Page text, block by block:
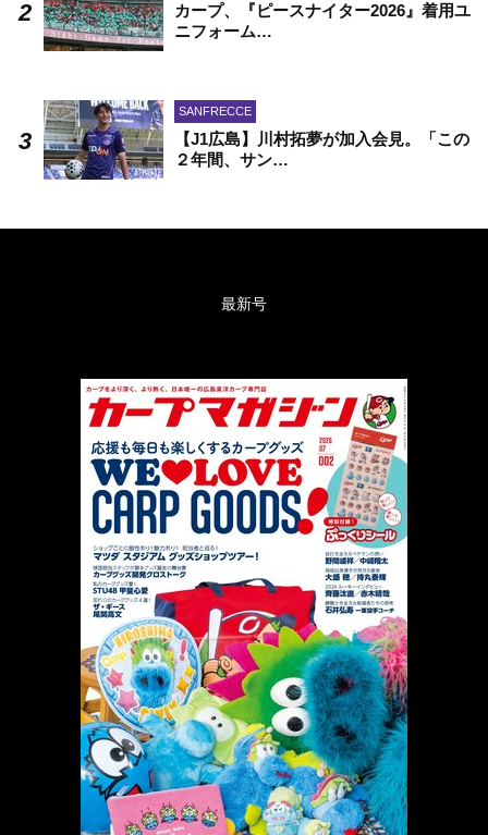
カープ、『ピースナイター2026』着用ユ
ニフォーム…
SANFRECCE
【J1広島】川村拓夢が加入会見。「この
２年間、サン…
最新号